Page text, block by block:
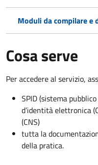
Moduli da compilare e
Cosa serve
Per accedere al servizio,
SPID (sistema
d’identità elettronica
(CNS)
tutta la
della pratica.